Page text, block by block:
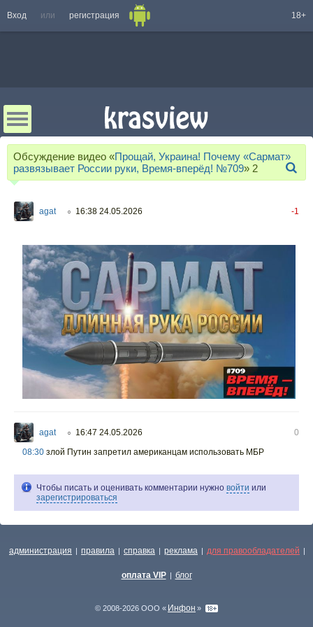
Вход или регистрация 18+
Обсуждение видео «Прощай, Украина! Почему «Сармат»
развязывает России руки, Время-вперёд! №709» 2
agat ○ 16:38 24.05.2026 -1
agat ○ 16:47 24.05.2026
0
08:30 злой Путин запретил американцам использовать МБР
Чтобы писать и оценивать комментарии нужно войти или
зарегистрироваться
администрация | правила | справка | реклама | для правообладателей |
оплата VIP | блог
© 2008-2026 ООО « Инфон »